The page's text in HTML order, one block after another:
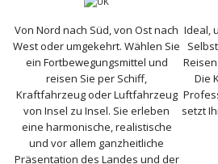
Von Nord nach Süd, von Ost nach
West oder umgekehrt. Wählen Sie
ein Fortbewegungsmittel und
reisen Sie per Schiff,
Kraftfahrzeug oder Luftfahrzeug
von Insel zu Insel. Sie erleben
eine harmonische, realistische
und vor allem ganzheitliche
Präsentation des Landes und der
Ideal,
Die
setzt